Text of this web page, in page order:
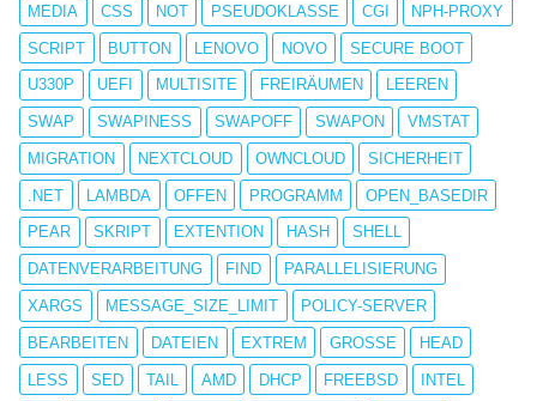
MEDIA CSS NOT PSEUDOKLASSE CGI NPH-PROXY
SCRIPT BUTTON LENOVO NOVO SECURE BOOT
U330P UEFI MULTISITE FREIRÄUMEN LEEREN
SWAP SWAPINESS SWAPOFF SWAPON VMSTAT
MIGRATION NEXTCLOUD OWNCLOUD SICHERHEIT
.NET LAMBDA OFFEN PROGRAMM OPEN_BASEDIR
PEAR SKRIPT EXTENTION HASH SHELL
DATENVERARBEITUNG FIND PARALLELISIERUNG
XARGS MESSAGE_SIZE_LIMIT POLICY-SERVER
BEARBEITEN DATEIEN EXTREM GROSSE HEAD
LESS SED TAIL AMD DHCP FREEBSD INTEL